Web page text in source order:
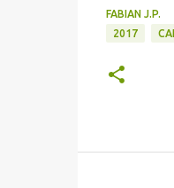
FABIAN J.P.
2017